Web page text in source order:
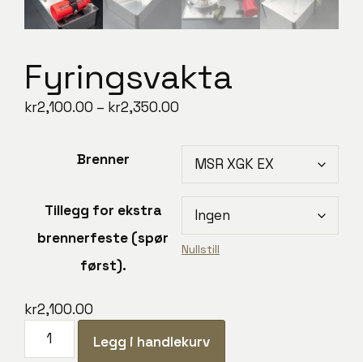
Fyringsvakta
kr2,100.00 – kr2,350.00
til
kr2,350.00
Brenner
Tillegg for ekstra
brennerfeste (spør
først).
Nullstill
kr2,100.00
Fyringsvakta
antall
Legg i handlekurv